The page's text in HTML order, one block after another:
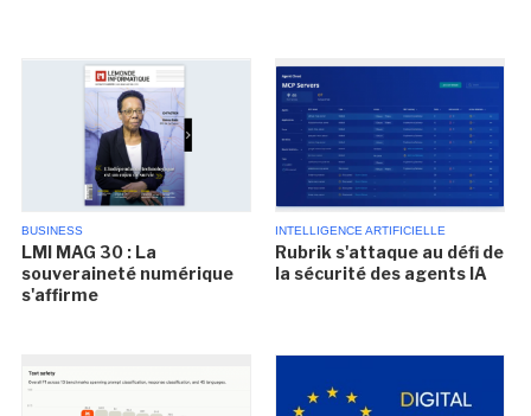
BUSINESS
LMI MAG 30 : La
souveraineté numérique
s'affirme
INTELLIGENCE ARTIFICIELLE
Rubrik s'attaque au défi de
la sécurité des agents IA